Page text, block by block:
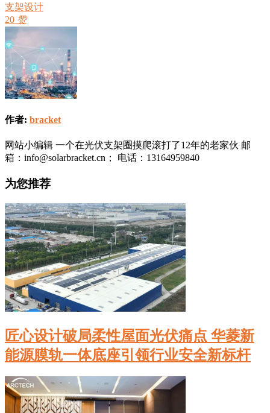
支架设计
20 赞
作者: bracket
网站小编辑 一个在光伏支架圈摸爬滚打了12年的老家伙 邮
箱：info@solarbracket.cn； 电话：13164959840
为您推荐
匠心设计破局柔性屋面光伏痛点 华菱新
能源膜轨一体底座引领行业安全新标杆